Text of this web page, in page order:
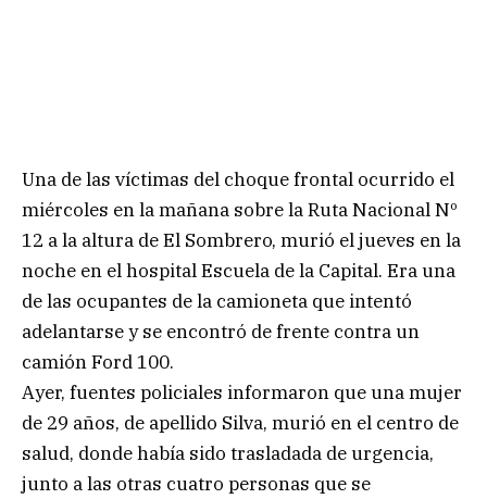
Una de las víctimas del choque frontal ocurrido el
miércoles en la mañana sobre la Ruta Nacional Nº
12 a la altura de El Sombrero, murió el jueves en la
noche en el hospital Escuela de la Capital. Era una
de las ocupantes de la camioneta que intentó
adelantarse y se encontró de frente contra un
camión Ford 100.
Ayer, fuentes policiales informaron que una mujer
de 29 años, de apellido Silva, murió en el centro de
salud, donde había sido trasladada de urgencia,
junto a las otras cuatro personas que se